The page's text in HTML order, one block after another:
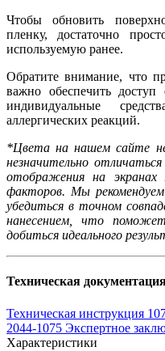
Чтобы обновить
пленку, достаточно
используемую ранее.
Обратите внимание, что
важно обеспечить доступ
индивидуальные
аллергических реакций.
*Цвета на нашем сайте
незначительно
отображения на экранах
факторов. Мы
убедиться в точном
нанесением, что
добиться идеального
Техническая
Техническая инструкция
2044-1075 Экспертное
Характеристики